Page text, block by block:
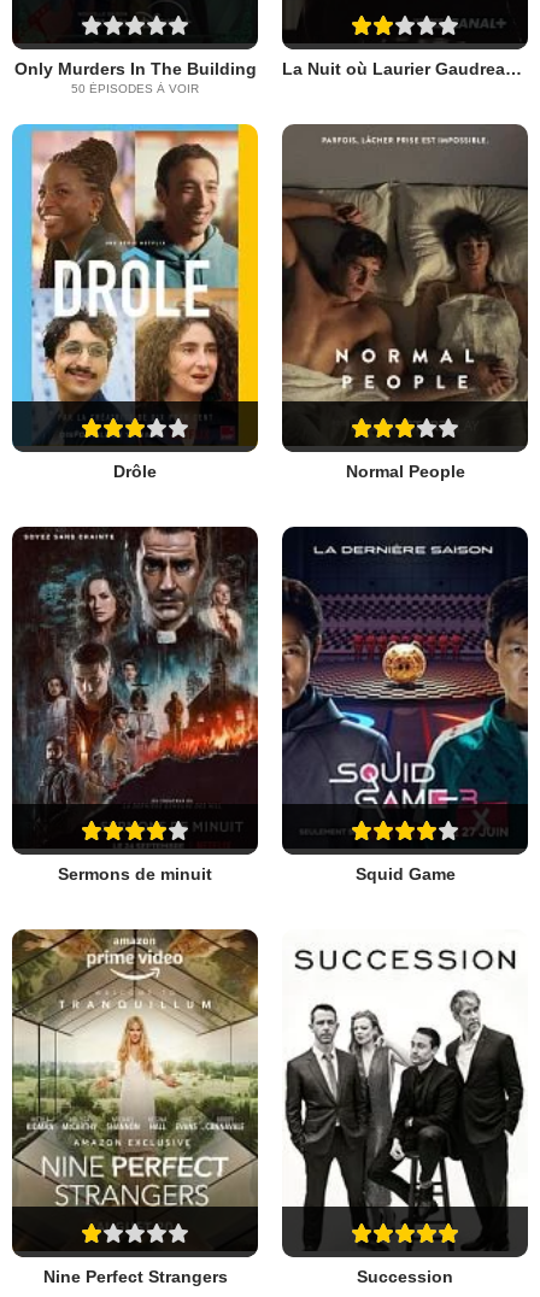
Only Murders In The Building
50 ÉPISODES À VOIR
La Nuit où Laurier Gaudreault s'est réveillé
Drôle Normal People
Sermons de minuit Squid Game
Nine Perfect Strangers Succession